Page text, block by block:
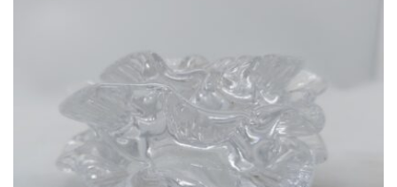
valinnat
tuotteen
sivulla.